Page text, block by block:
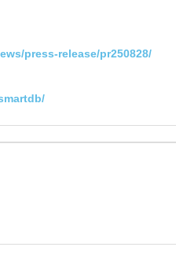
press-release/pr250828/